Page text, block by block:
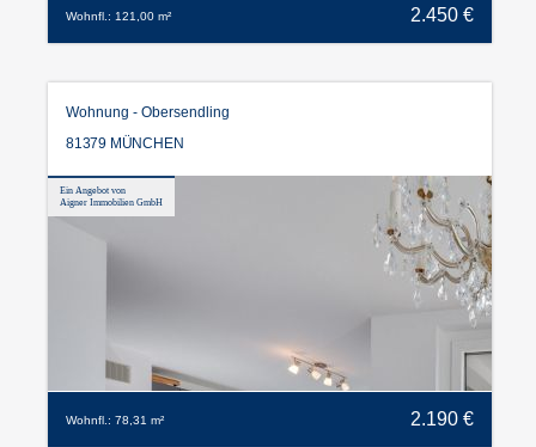
Wohnfl.: 121,00 m² 2.450 €
Wohnung - Obersendling
81379 MÜNCHEN
Ein Angebot von
Aigner Immobilien GmbH
Wohnfl.: 78,31 m² 2.190 €